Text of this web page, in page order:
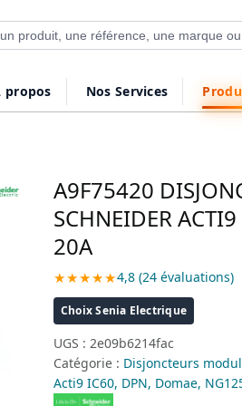
de produits
propos Nos Services
A9F75420
SCHNEIDER
20A
★★★★★4,8 (24 évaluations)
Choix Senia Electrique
UGS : 2e09b6214fac
Catégorie : Disjoncteurs
Acti9 IC60, DPN, Domae,